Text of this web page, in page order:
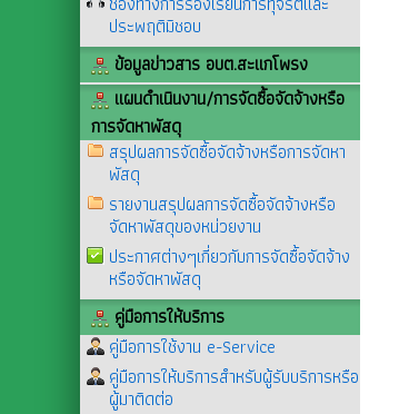
ประพฤติมิชอบ
ข้อมูลข่าวสาร อบต.สะแกโพรง
แผนดำเนินงาน/การจัดซื้อจัดจ้างหรือ
การจัดหาพัสดุ
สรุปผลการจัดซื้อจัดจ้างหรือการจัดหา
พัสดุ
รายงานสรุปผลการจัดซื้อจัดจ้างหรือ
จัดหาพัสดุของหน่วยงาน
ประกาศต่างๆเกี่ยวกับการจัดซื้อจัดจ้าง
หรือจัดหาพัสดุ
คู่มือการให้บริการ
คู่มือการใช้งาน e-Service
คู่มือการให้บริการสำหรับผู้รับบริการหรือ
ผู้มาติดต่อ